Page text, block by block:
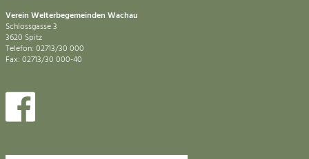
Verein Welterbegemeinden Wachau
Schlossgasse 3
3620 Spitz
Telefon: 02713/30 000
Fax: 02713/30 000-40